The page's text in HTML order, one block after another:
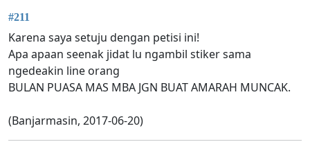
#211
Karena saya setuju dengan petisi ini!
Apa apaan seenak jidat lu ngambil stiker sama
ngedeakin line orang
BULAN PUASA MAS MBA JGN BUAT AMARAH MUNCAK.
(Banjarmasin, 2017-06-20)